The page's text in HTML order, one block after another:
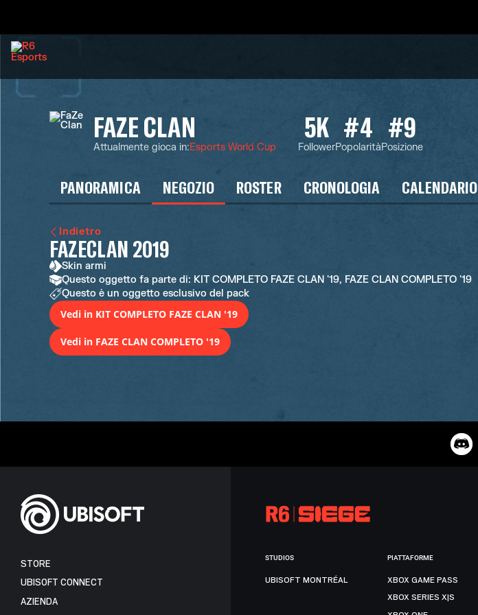
FAZE CLAN
Attualmente gioca in:Esports World Cup
5K
Follower
#4
Popolarità
#9
Posizione
PANORAMICA NEGOZIO ROSTER CRONOLOGIA CALENDARIO
Indietro
FAZECLAN 2019
Skin armi
Questo oggetto fa parte di: KIT COMPLETO FAZE CLAN '19, FAZE CLAN COMPLETO '19
Questo è un oggetto esclusivo del pack
Vedi in KIT COMPLETO FAZE CLAN '19
Vedi in FAZE CLAN COMPLETO '19
STORE
UBISOFT CONNECT
AZIENDA
STUDIOS
UBISOFT MONTRÉAL
PIATTAFORME
XBOX GAME PASS
XBOX SERIES X|S